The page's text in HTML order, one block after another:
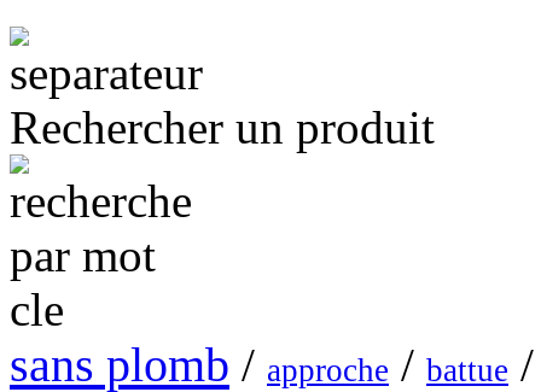
Rechercher un produit
sans plomb / approche / battue /